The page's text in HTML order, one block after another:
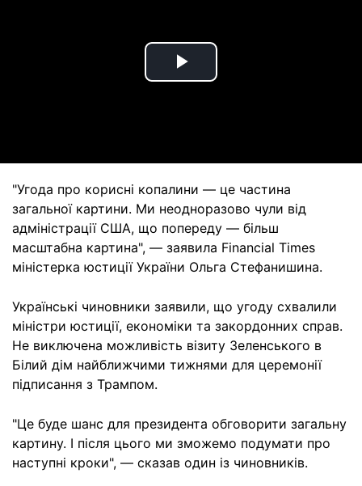
Play
"Угода про корисні копалини — це частина
загальної картини. Ми неодноразово чули від
адміністрації США, що попереду — більш
масштабна картина", — заявила Financial Times
міністерка юстиції України Ольга Стефанишина.
Українські чиновники заявили, що угоду схвалили
міністри юстиції, економіки та закордонних справ.
Не виключена можливість візиту Зеленського в
Білий дім найближчими тижнями для церемонії
підписання з Трампом.
"Це буде шанс для президента обговорити загальну
картину. І після цього ми зможемо подумати про
наступні кроки", — сказав один із чиновників.